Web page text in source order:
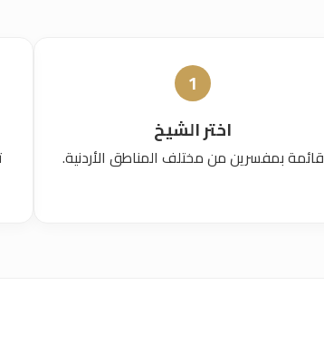
1
اختر الشيخ
قائمة بمفسرين من مختلف المناطق الأردنية.